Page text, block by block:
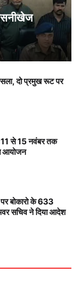
दो प्रमुख रूट पर
से 15 नवंबर तक
आयोजन
बोकारो के 633
सचिव ने दिया आदेश